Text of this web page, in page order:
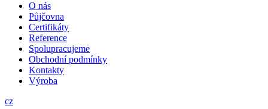
O nás
Půjčovna
Certifikáty
Reference
Spolupracujeme
Obchodní podmínky
Kontakty
Výroba
cz